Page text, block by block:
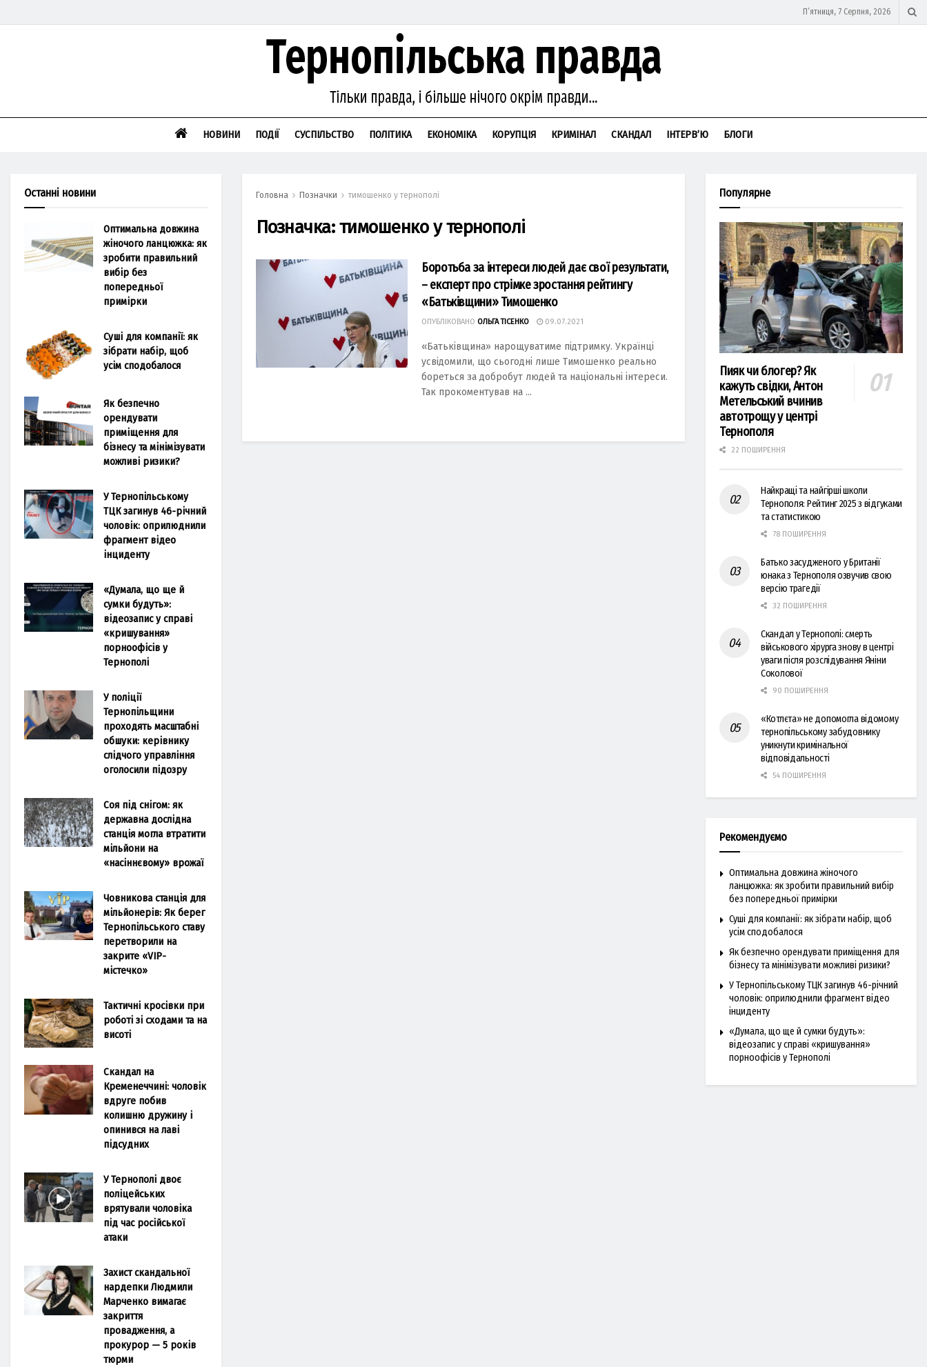
П’ятниця, 7 Серпня, 2026
НОВИНИ ПОДІЇ СУСПІЛЬСТВО ПОЛІТИКА ЕКОНОМІКА КОРУПЦІЯ КРИМІНАЛ СКАНДАЛ ІНТЕРВ’Ю БЛОГИ
Головна Позначки тимошенко у тернополі
Позначка:тимошенко у тернополі
Боротьба за інтереси людей дає свої результати,
– експерт про стрімке зростання рейтингу
«Батьківщини» Тимошенко
ОПУБЛІКОВАНО ОЛЬГА ТІСЕНКО 09.07.2021
«Батьківщина» нарощуватиме підтримку. Українці
усвідомили, що сьогодні лише Тимошенко реально
бореться за добробут людей та національні інтереси.
Так прокоментував на ...
Останні новини
Оптимальна довжина
жіночого ланцюжка: як
зробити правильний
вибір без
попередньої
примірки
Суші для компанії: як
зібрати набір, щоб
усім сподобалося
Як безпечно
орендувати
приміщення для
бізнесу та мінімізувати
можливі ризики?
У Тернопільському
ТЦК загинув 46-річний
чоловік: оприлюднили
фрагмент відео
інциденту
«Думала, що ще й
сумки будуть»:
відеозапис у справі
«кришування»
порноофісів у
Тернополі
У поліції
Тернопільщини
проходять масштабні
обшуки: керівнику
слідчого управління
оголосили підозру
Соя під снігом: як
державна дослідна
станція могла втратити
мільйони на
«насіннєвому» врожаї
Човникова станція для
мільйонерів: Як берег
Тернопільського ставу
перетворили на
закрите «VIP-
містечко»
Тактичні кросівки при
роботі зі сходами та на
висоті
Скандал на
Кременеччині: чоловік
вдруге побив
колишню дружину і
опинився на лаві
підсудних
У Тернополі двоє
поліцейських
врятували чоловіка
під час російської
атаки
Захист скандальної
нардепки Людмили
Марченко вимагає
закриття
провадження, а
прокурор — 5 років
тюрми
Популярне
Пияк чи блогер? Як
кажуть свідки, Антон
Метельський вчинив
автотрощу у центрі
Тернополя
22 ПОШИРЕННЯ
Найкращі та найгірші школи
Тернополя: Рейтинг 2025 з відгуками
та статистикою
78 ПОШИРЕННЯ
Батько засудженого у Британії
юнака з Тернополя озвучив свою
версію трагедії
32 ПОШИРЕННЯ
Скандал у Тернополі: смерть
військового хірурга знову в центрі
уваги після розслідування Яніни
Соколової
90 ПОШИРЕННЯ
«Котлєта» не допомогла відомому
тернопільському забудовнику
уникнути кримінальної
відповідальності
54 ПОШИРЕННЯ
Рекомендуємо
Оптимальна довжина жіночого
ланцюжка: як зробити правильний вибір
без попередньої примірки
Суші для компанії: як зібрати набір, щоб
усім сподобалося
Як безпечно орендувати приміщення для
бізнесу та мінімізувати можливі ризики?
У Тернопільському ТЦК загинув 46-річний
чоловік: оприлюднили фрагмент відео
інциденту
«Думала, що ще й сумки будуть»:
відеозапис у справі «кришування»
порноофісів у Тернополі